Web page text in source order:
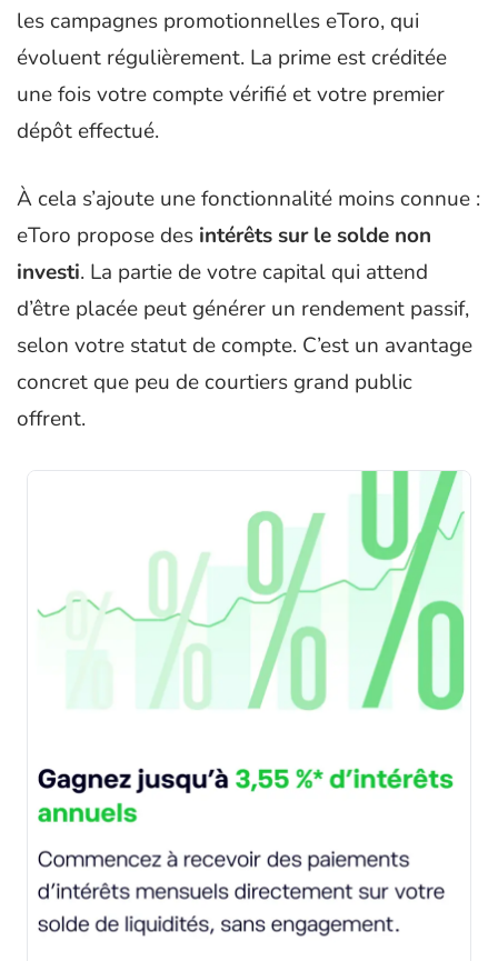
les campagnes promotionnelles eToro, qui
évoluent régulièrement. La prime est créditée
une fois votre compte vérifié et votre premier
dépôt effectué.
À cela s’ajoute une fonctionnalité moins connue :
eToro propose des intérêts sur le solde non
investi. La partie de votre capital qui attend
d’être placée peut générer un rendement passif,
selon votre statut de compte. C’est un avantage
concret que peu de courtiers grand public
offrent.